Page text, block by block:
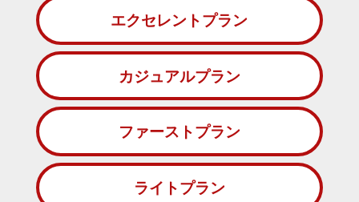
エクセレントプラン
カジュアルプラン
ファーストプラン
ライトプラン